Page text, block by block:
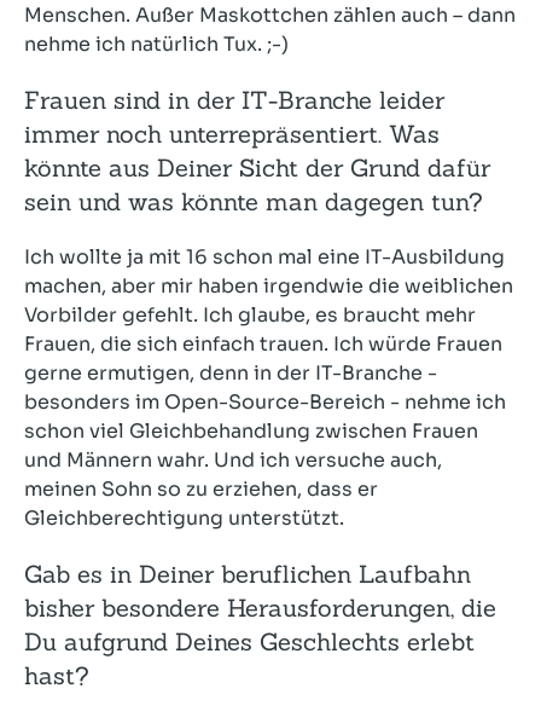
Menschen. Außer Maskottchen zählen auch – dann
nehme ich natürlich Tux. ;-)
Frauen sind in der IT-Branche leider
immer noch unterrepräsentiert. Was
könnte aus Deiner Sicht der Grund dafür
sein und was könnte man dagegen tun?
Ich wollte ja mit 16 schon mal eine IT-Ausbildung
machen, aber mir haben irgendwie die weiblichen
Vorbilder gefehlt. Ich glaube, es braucht mehr
Frauen, die sich einfach trauen. Ich würde Frauen
gerne ermutigen, denn in der IT-Branche -
besonders im Open-Source-Bereich - nehme ich
schon viel Gleichbehandlung zwischen Frauen
und Männern wahr. Und ich versuche auch,
meinen Sohn so zu erziehen, dass er
Gleichberechtigung unterstützt.
Gab es in Deiner beruflichen Laufbahn
bisher besondere Herausforderungen, die
Du aufgrund Deines Geschlechts erlebt
hast?